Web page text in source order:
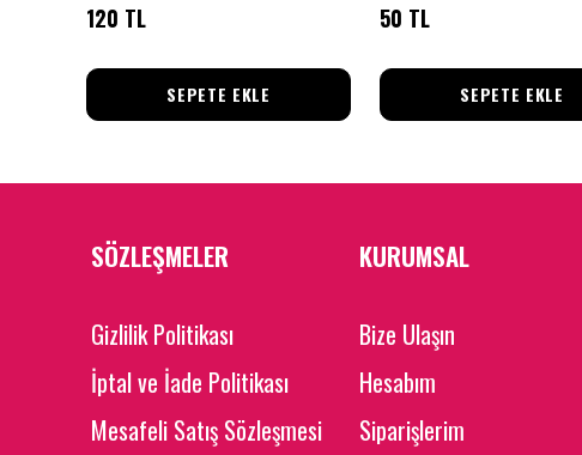
120 TL
SEPETE EKLE
50 TL
SEPETE EKLE
SÖZLEŞMELER
Gizlilik Politikası
İptal ve İade Politikası
Mesafeli Satış Sözleşmesi
KURUMSAL
Bize Ulaşın
Hesabım
Siparişlerim